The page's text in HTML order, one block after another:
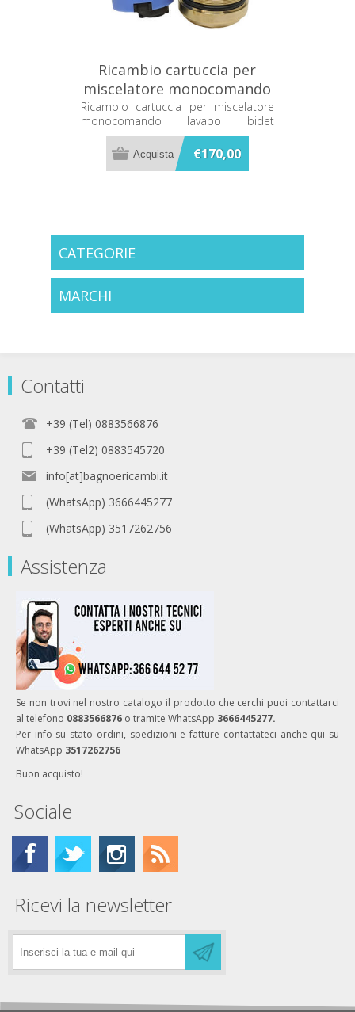
Ricambio cartuccia per
miscelatore monocomando
lavabo bidet Dornbracht
9015050200090
Ricambio cartuccia per miscelatore
monocomando lavabo bidet
Dornbracht 9015050200090
€170,00
CATEGORIE
MARCHI
Contatti
+39 (Tel) 0883566876
+39 (Tel2) 0883545720
info[at]bagnoericambi.it
(WhatsApp) 3666445277
(WhatsApp) 3517262756
Assistenza
Se non trovi nel nostro catalogo il prodotto che cerchi puoi contattarci
al telefono 0883566876 o tramite WhatsApp 3666445277.
Per info su stato ordini, spedizioni e fatture contattateci anche qui su
WhatsApp 3517262756
Buon acquisto!
Sociale
Ricevi la newsletter